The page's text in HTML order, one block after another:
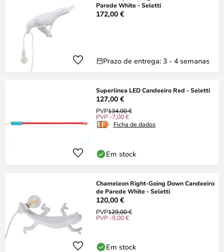
Parede White - Seletti
172,00 €
Prazo de entrega: 3 - 4 semanas
Superlinea LED Candeeiro Red - Seletti
127,00 €
PVP134,00 €
PVP -7,00 €
Ficha de dados
Em stock
Chameleon Right-Going Down Candeeiro
de Parede White - Seletti
120,00 €
PVP129,00 €
PVP -9,00 €
Em stock